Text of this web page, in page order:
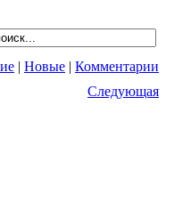
| Новые | Комментарии
Следующая